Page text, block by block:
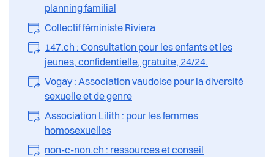
planning familial
Collectif féministe Riviera
147.ch : Consultation pour les enfants et les
jeunes, confidentielle, gratuite, 24/24.
Vogay : Association vaudoise pour la diversité
sexuelle et de genre
Association Lilith : pour les femmes
homosexuelles
non-c-non.ch : ressources et conseil